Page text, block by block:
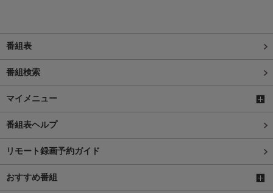
番組表
番組検索
マイメニュー
番組表ヘルプ
リモート録画予約ガイド
おすすめ番組